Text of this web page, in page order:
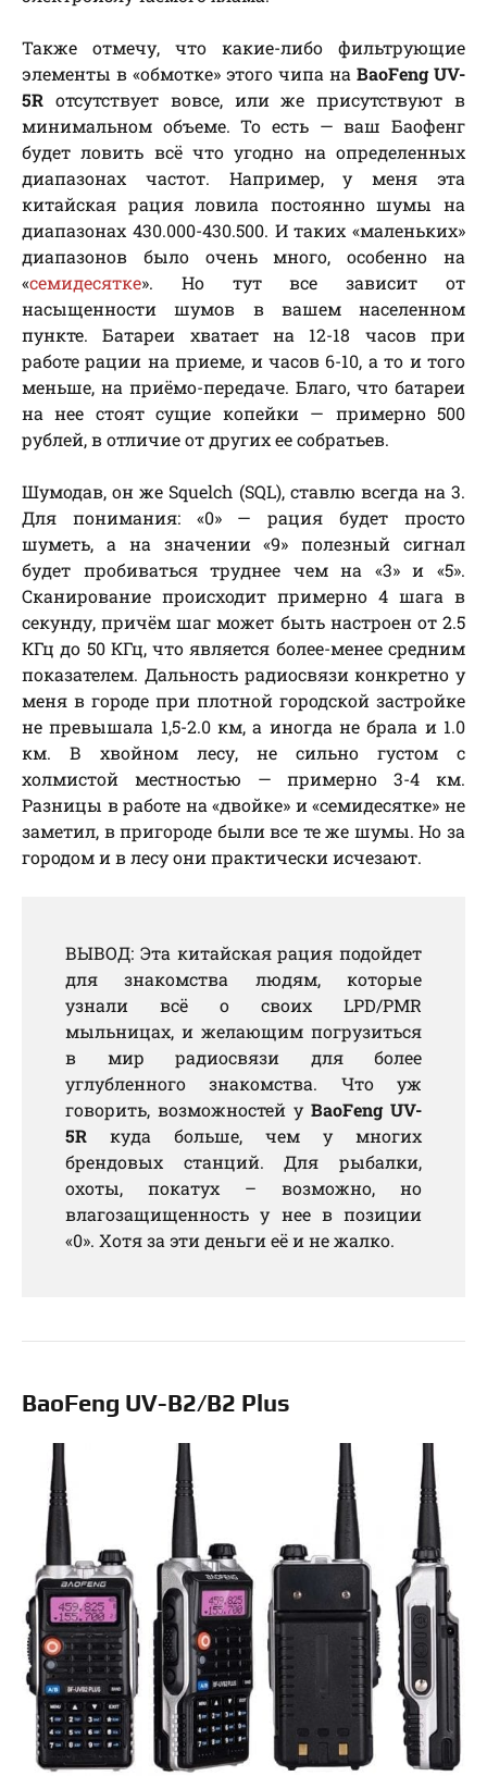
Также отмечу, что какие-либо фильтрующие
элементы в «обмотке» этого чипа на BaoFeng UV-
5R отсутствует вовсе, или же присутствуют в
минимальном объеме. То есть — ваш Баофенг
будет ловить всё что угодно на определенных
диапазонах частот. Например, у меня эта
китайская рация ловила постоянно шумы на
диапазонах 430.000-430.500. И таких «маленьких»
диапазонов было очень много, особенно на
«семидесятке». Но тут все зависит от
насыщенности шумов в вашем населенном
пункте. Батареи хватает на 12-18 часов при
работе рации на приеме, и часов 6-10, а то и того
меньше, на приёмо-передаче. Благо, что батареи
на нее стоят сущие копейки — примерно 500
рублей, в отличие от других ее собратьев.
Шумодав, он же Squelch (SQL), ставлю всегда на 3.
Для понимания: «0» — рация будет просто
шуметь, а на значении «9» полезный сигнал
будет пробиваться труднее чем на «3» и «5».
Сканирование происходит примерно 4 шага в
секунду, причём шаг может быть настроен от 2.5
КГц до 50 КГц, что является более-менее средним
показателем. Дальность радиосвязи конкретно у
меня в городе при плотной городской застройке
не превышала 1,5-2.0 км, а иногда не брала и 1.0
км. В хвойном лесу, не сильно густом с
холмистой местностью — примерно 3-4 км.
Разницы в работе на «двойке» и «семидесятке» не
заметил, в пригороде были все те же шумы. Но за
городом и в лесу они практически исчезают.
ВЫВОД: Эта китайская рация подойдет
для знакомства людям, которые
узнали всё о своих LPD/PMR
мыльницах, и желающим погрузиться
в мир радиосвязи для более
углубленного знакомства. Что уж
говорить, возможностей у BaoFeng UV-
5R куда больше, чем у многих
брендовых станций. Для рыбалки,
охоты, покатух – возможно, но
влагозащищенность у нее в позиции
«0». Хотя за эти деньги её и не жалко.
BaoFeng UV-B2/B2 Plus